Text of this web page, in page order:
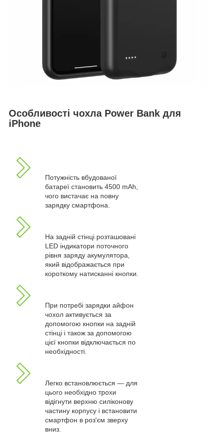
Особливості чохла Power Bank для
iPhone
Потужність вбудованої
батареї становить 4500 mAh,
чого вистачає на повну
зарядку смартфона.
На задній стінці розташовані
LED індикатори поточного
рівня заряду акумулятора,
який відображається при
короткому натисканні кнопки.
При потребі зарядки айфон
чохол активується за
допомогою кнопки на задній
стінці і також за допомогою
цієї кнопки відключається по
необхідності.
Легко встановлюється — для
цього необхідно трохи
відігнути верхню силіконову
частину корпусу і встановити
смартфон в роз'єм зверху
вниз.